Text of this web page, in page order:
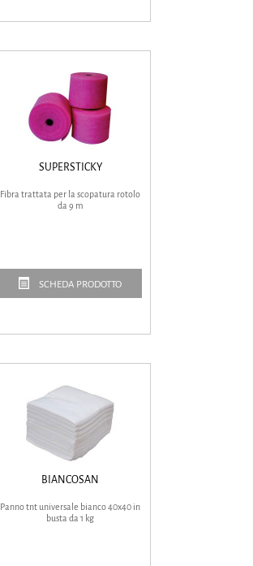
SUPERSTICKY
Fibra trattata per la scopatura rotolo
da 9 m
SCHEDA PRODOTTO
BIANCOSAN
Panno tnt universale bianco 40x40 in
busta da 1 kg